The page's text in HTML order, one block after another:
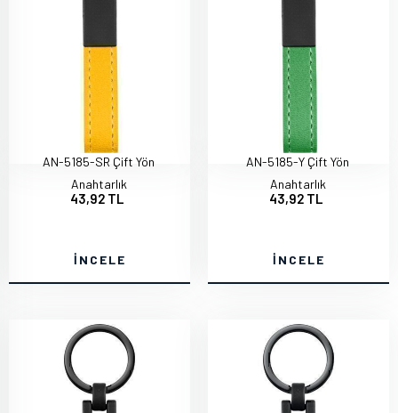
AN-5185-SR Çift Yön
Anahtarlık
43,92 TL
İNCELE
AN-5185-Y Çift Yön
Anahtarlık
43,92 TL
İNCELE